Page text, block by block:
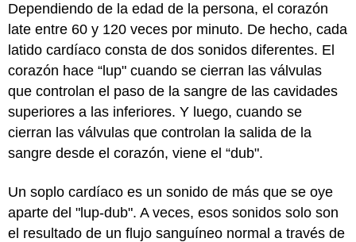
Dependiendo de la edad de la persona, el corazón
late entre 60 y 120 veces por minuto. De hecho, cada
latido cardíaco consta de dos sonidos diferentes. El
corazón hace “lup" cuando se cierran las válvulas
que controlan el paso de la sangre de las cavidades
superiores a las inferiores. Y luego, cuando se
cierran las válvulas que controlan la salida de la
sangre desde el corazón, viene el “dub".
Un soplo cardíaco es un sonido de más que se oye
aparte del "lup-dub". A veces, esos sonidos solo son
el resultado de un flujo sanguíneo normal a través de